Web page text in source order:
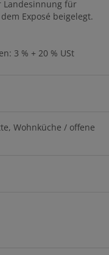
Landesinnung für
Exposé beigelegt.
3 % + 20 % USt
Wohnküche / offene